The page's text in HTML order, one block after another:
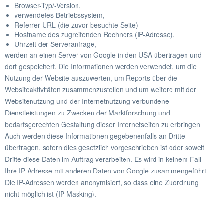
Browser-Typ/-Version,
verwendetes Betriebssystem,
Referrer-URL (die zuvor besuchte Seite),
Hostname des zugreifenden Rechners (IP-Adresse),
Uhrzeit der Serveranfrage,
werden an einen Server von Google in den USA übertragen und
dort gespeichert. Die Informationen werden verwendet, um die
Nutzung der Website auszuwerten, um Reports über die
Websiteaktivitäten zusammenzustellen und um weitere mit der
Websitenutzung und der Internetnutzung verbundene
Dienstleistungen zu Zwecken der Marktforschung und
bedarfsgerechten Gestaltung dieser Internetseiten zu erbringen.
Auch werden diese Informationen gegebenenfalls an Dritte
übertragen, sofern dies gesetzlich vorgeschrieben ist oder soweit
Dritte diese Daten im Auftrag verarbeiten. Es wird in keinem Fall
Ihre IP-Adresse mit anderen Daten von Google zusammengeführt.
Die IP-Adressen werden anonymisiert, so dass eine Zuordnung
nicht möglich ist (IP-Masking).